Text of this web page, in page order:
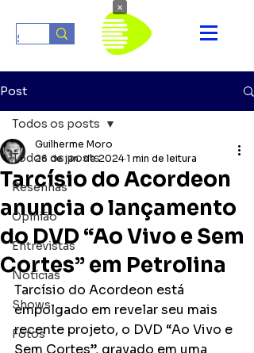
Post
Todos os posts
Resenhas
Opinião
Entrevistas
Notícias
Shows
Fotos
Todos os posts
Tarcísio do Acordeon
anuncia o lançamento
do DVD “Ao Vivo e Sem
Cortes” em Petrolina
Guilherme Moro
26 de jan. de 2024 1 min de leitura
Tarcísio do Acordeon está
empolgado em revelar seu mais
recente projeto, o DVD “Ao Vivo e
Sem Cortes”, gravado em uma
×